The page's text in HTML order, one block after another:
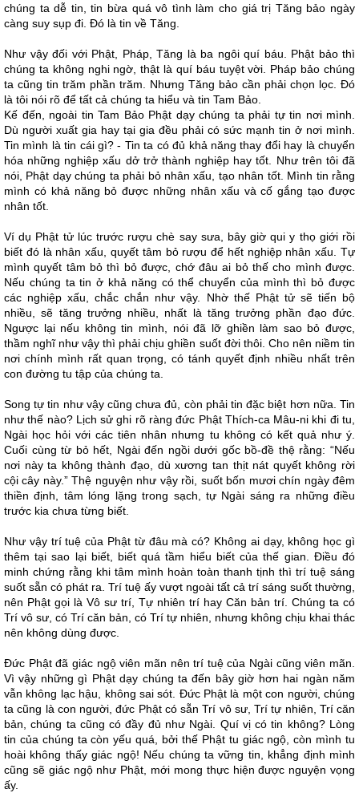
chúng ta dễ tin, tin bừa quá vô tình làm cho giá trị Tăng bảo ngày
càng suy sụp đi. Đó là tin về Tăng.
Như vậy đối với Phật, Pháp, Tăng là ba ngôi quí báu. Phật bảo thì
chúng ta không nghi ngờ, thật là quí báu tuyệt vời. Pháp bảo chúng
ta cũng tin trăm phần trăm. Nhưng Tăng bảo cần phải chọn lọc. Đó
là tôi nói rõ để tất cả chúng ta hiểu và tin Tam Bảo.
Kế đến, ngoài tin Tam Bảo Phật dạy chúng ta phải tự tin nơi mình.
Dù người xuất gia hay tại gia đều phải có sức mạnh tin ở nơi mình.
Tin mình là tin cái gì? - Tin ta có đủ khả năng thay đổi hay là chuyển
hóa những nghiệp xấu dở trở thành nghiệp hay tốt. Như trên tôi đã
nói, Phật dạy chúng ta phải bỏ nhân xấu, tạo nhân tốt. Mình tin rằng
mình có khả năng bỏ được những nhân xấu và cố gắng tạo được
nhân tốt.
Ví dụ Phật tử lúc trước rượu chè say sưa, bây giờ qui y thọ giới rồi
biết đó là nhân xấu, quyết tâm bỏ rượu để hết nghiệp nhân xấu. Tự
mình quyết tâm bỏ thì bỏ được, chớ đâu ai bỏ thế cho mình được.
Nếu chúng ta tin ở khả năng có thể chuyển của mình thì bỏ được
các nghiệp xấu, chắc chắn như vậy. Nhờ thế Phật tử sẽ tiến bộ
nhiều, sẽ tăng trưởng nhiều, nhất là tăng trưởng phần đạo đức.
Ngược lại nếu không tin mình, nói đã lỡ ghiền làm sao bỏ được,
thầm nghĩ như vậy thì phải chịu ghiền suốt đời thôi. Cho nên niềm tin
nơi chính mình rất quan trọng, có tánh quyết định nhiều nhất trên
con đường tu tập của chúng ta.
Song tự tin như vậy cũng chưa đủ, còn phải tin đặc biệt hơn nữa. Tin
như thế nào? Lịch sử ghi rõ ràng đức Phật Thích-ca Mâu-ni khi đi tu,
Ngài học hỏi với các tiên nhân nhưng tu không có kết quả như ý.
Cuối cùng từ bỏ hết, Ngài đến ngồi dưới gốc bồ-đề thệ rằng: “Nếu
nơi này ta không thành đạo, dù xương tan thịt nát quyết không rời
cội cây này.” Thệ nguyện như vậy rồi, suốt bốn mươi chín ngày đêm
thiền định, tâm lóng lặng trong sạch, tự Ngài sáng ra những điều
trước kia chưa từng biết.
Như vậy trí tuệ của Phật từ đâu mà có? Không ai dạy, không học gì
thêm tại sao lại biết, biết quá tầm hiểu biết của thế gian. Điều đó
minh chứng rằng khi tâm mình hoàn toàn thanh tịnh thì trí tuệ sáng
suốt sẵn có phát ra. Trí tuệ ấy vượt ngoài tất cả trí sáng suốt thường,
nên Phật gọi là Vô sư trí, Tự nhiên trí hay Căn bản trí. Chúng ta có
Trí vô sư, có Trí căn bản, có Trí tự nhiên, nhưng không chịu khai thác
nên không dùng được.
Đức Phật đã giác ngộ viên mãn nên trí tuệ của Ngài cũng viên mãn.
Vì vậy những gì Phật dạy chúng ta đến bây giờ hơn hai ngàn năm
vẫn không lạc hậu, không sai sót. Đức Phật là một con người, chúng
ta cũng là con người, đức Phật có sẵn Trí vô sư, Trí tự nhiên, Trí căn
bản, chúng ta cũng có đầy đủ như Ngài. Quí vị có tin không? Lòng
tin của chúng ta còn yếu quá, bởi thế Phật tu giác ngộ, còn mình tu
hoài không thấy giác ngộ! Nếu chúng ta vững tin, khẳng định mình
cũng sẽ giác ngộ như Phật, mới mong thực hiện được nguyện vọng
ấy.